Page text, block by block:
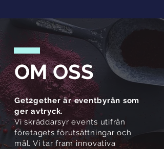
OM OSS
Get2gether är eventbyrån som
ger avtryck.
Vi skräddarsyr events utifrån
företagets förutsättningar och
mål. Vi tar fram innovativa